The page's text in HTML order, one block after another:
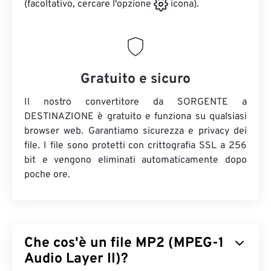
(facoltativo, cercare l'opzione icona).
Gratuito e sicuro
Il nostro convertitore da SORGENTE a
DESTINAZIONE è gratuito e funziona su qualsiasi
browser web. Garantiamo sicurezza e privacy dei
file. I file sono protetti con crittografia SSL a 256
bit e vengono eliminati automaticamente dopo
poche ore.
Che cos'è un file MP2 (MPEG-1
Audio Layer II)?